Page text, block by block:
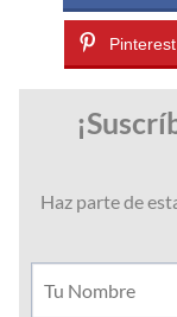
Pinterest